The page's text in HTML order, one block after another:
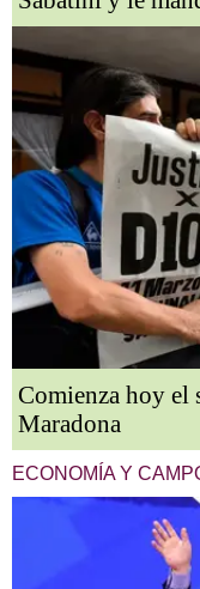
Comienza hoy el
Maradona
ECONOMÍA Y